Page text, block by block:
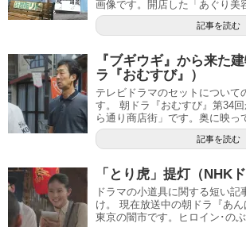
画像です。開店した「あぐり美
記事を読む
『ブギウギ』から来た
ラ『おむすび』）
テレビドラマのセットについて
す。 朝ドラ『おむすび』第34回
ら通り商店街」です。奥に映っ
記事を読む
「とり虎」提灯（NHKド
ドラマの小道具に関する短い記
け。 現在放送中の朝ドラ『あん
東京の闇市です。ヒロイン･の